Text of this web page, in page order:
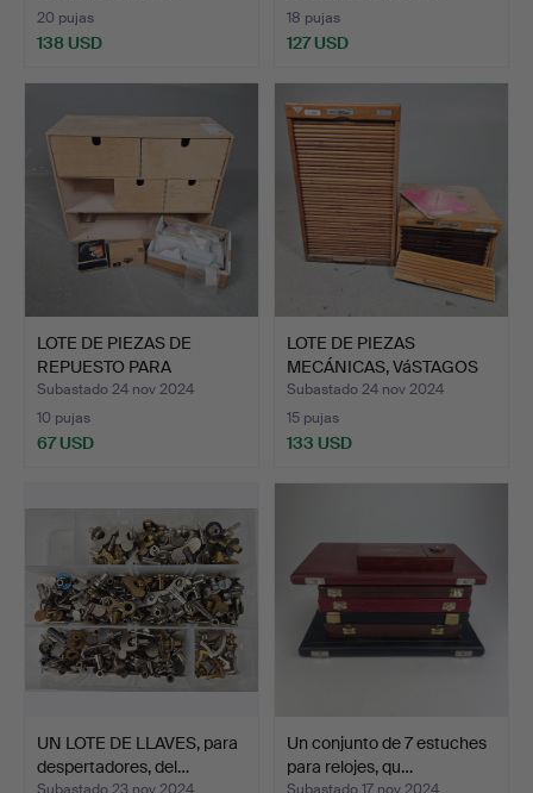
20 pujas
138 USD
18 pujas
127 USD
LOTE DE PIEZAS DE
REPUESTO PARA
RELOJES, i…
Subastado 24 nov 2024
10 pujas
67 USD
LOTE DE PIEZAS
MECÁNICAS, VáSTAGOS
SINUOSO…
Subastado 24 nov 2024
15 pujas
133 USD
UN LOTE DE LLAVES, para
despertadores, del…
Un conjunto de 7 estuches
para relojes, qu…